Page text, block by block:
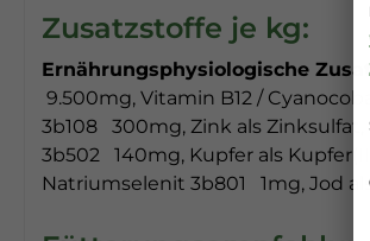
Zusatzstoffe je kg:
Ernährungsphysiologische
9.500mg, Vitamin B12 /
3b108 300mg, Zink als
3b502 140mg, Kupfer als
Natriumselenit 3b801 1mg, Jod